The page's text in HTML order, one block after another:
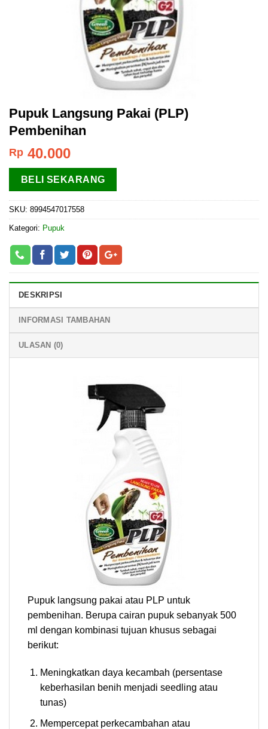
Pupuk Langsung Pakai (PLP)
Pembenihan
Rp 40.000
BELI SEKARANG
SKU: 8994547017558
Kategori: Pupuk
DESKRIPSI
INFORMASI TAMBAHAN
ULASAN (0)
Pupuk langsung pakai atau PLP untuk
pembenihan. Berupa cairan pupuk sebanyak 500
ml dengan kombinasi tujuan khusus sebagai
berikut:
Meningkatkan daya kecambah (persentase
keberhasilan benih menjadi seedling atau
tunas)
Mempercepat perkecambahan atau